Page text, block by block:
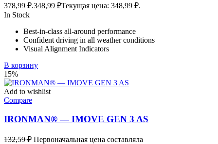
378,99 ₽.348,99 ₽Текущая цена: 348,99 ₽.
In Stock
Best-in-class all-around performance
Confident driving in all weather conditions
Visual Alignment Indicators
В корзину
15%
Add to wishlist
Compare
IRONMAN® — IMOVE GEN 3 AS
132,59₽ Первоначальная цена составляла